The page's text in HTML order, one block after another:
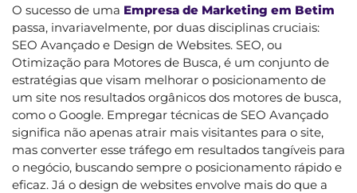
O sucesso de uma Empresa de Marketing em Betim
passa, invariavelmente, por duas disciplinas cruciais:
SEO Avançado e Design de Websites. SEO, ou
Otimização para Motores de Busca, é um conjunto de
estratégias que visam melhorar o posicionamento de
um site nos resultados orgânicos dos motores de busca,
como o Google. Empregar técnicas de SEO Avançado
significa não apenas atrair mais visitantes para o site,
mas converter esse tráfego em resultados tangíveis para
o negócio, buscando sempre o posicionamento rápido e
eficaz. Já o design de websites envolve mais do que a